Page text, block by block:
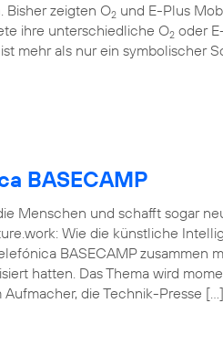
Bisher zeigten O2 und E-Plus
ihre unterschiedliche O2 oder
mehr als nur ein symbolischer
BASECAMP
Menschen und schafft sogar
Wie die künstliche
BASECAMP zusammen
hatten. Das Thema wird
die Technik-Presse […]